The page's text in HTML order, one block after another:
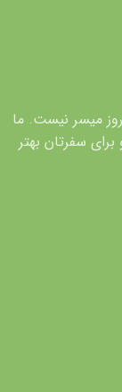
میسر نیست. ما
سفرتان بهتر